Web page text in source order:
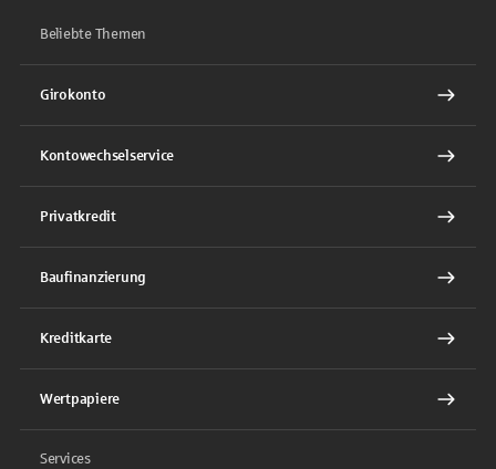
Beliebte Themen
Girokonto
Kontowechselservice
Privatkredit
Baufinanzierung
Kreditkarte
Wertpapiere
Services